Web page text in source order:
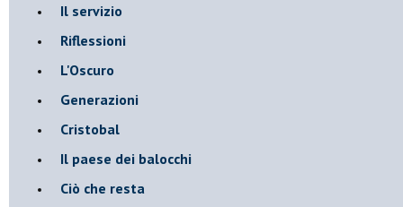
Il servizio
Riflessioni
L'Oscuro
Generazioni
Cristobal
Il paese dei balocchi
Ciò che resta